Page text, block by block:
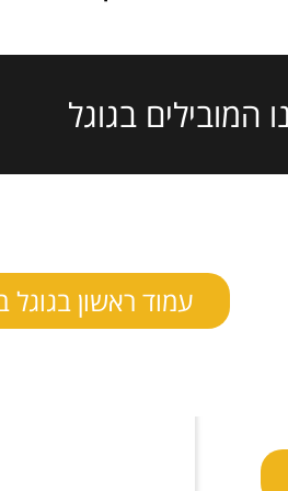
המובילים בגוגל
עמוד ראשון